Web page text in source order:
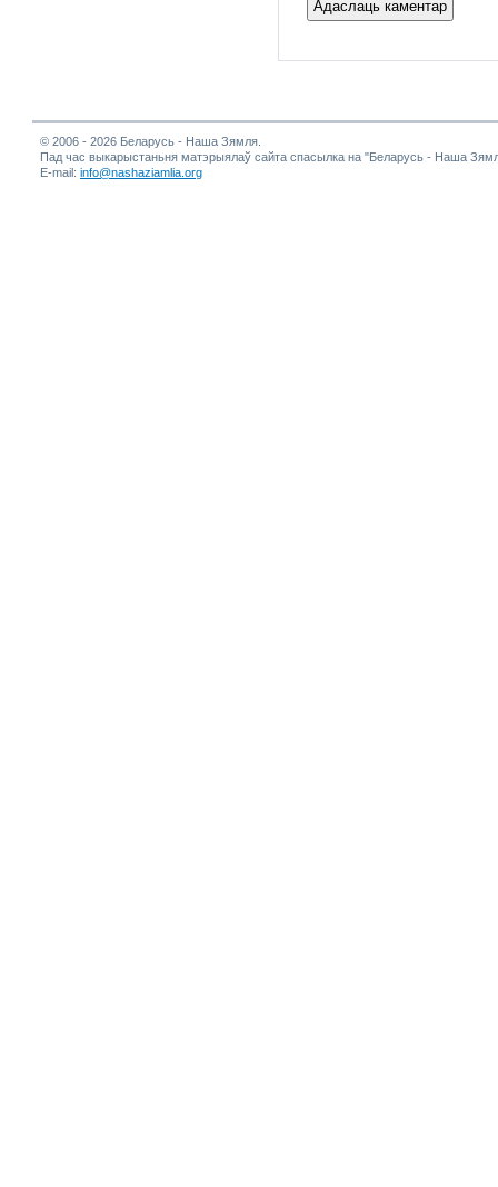
© 2006 - 2026 Беларусь - Наша Зямля.
Пад час выкарыстаньня матэрыялаў сайта спасылка на "Беларусь - Наша
E-mail: info@nashaziamlia.org